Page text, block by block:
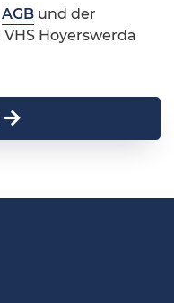
AGB und der
VHS Hoyerswerda